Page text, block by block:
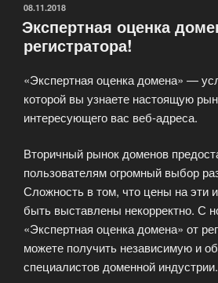
ОПУБЛИКОВАНО
08.11.2018
Экспертная оценка
регистратора!
«Экспертная оценка домена» —
которой вы узнаете настоящую
интересующего вас веб-адреса.
Вторичный рынок доменов
пользователям огромный выбор
Сложность в том, что цены на эти
быть выставлены некорректно. С
«Экспертная оценка домена» от
можете получить независимую и
специалистов доменной индустрии.